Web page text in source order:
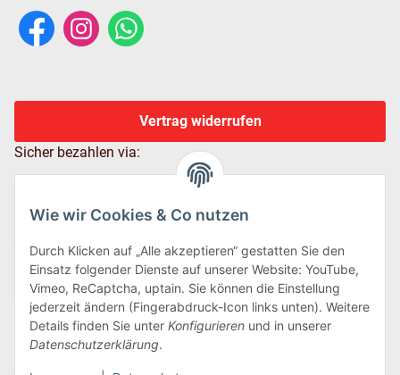
Wie wir Cookies & Co nutzen
Durch Klicken auf „Alle akzeptieren“ gestatten Sie den
Einsatz folgender Dienste auf unserer Website: YouTube,
Vimeo, ReCaptcha, uptain. Sie können die Einstellung
jederzeit ändern (Fingerabdruck-Icon links unten). Weitere
Details finden Sie unter Konfigurieren und in unserer
Datenschutzerklärung.
Vertrag widerrufen
Sicher bezahlen via:
Wir versenden via: